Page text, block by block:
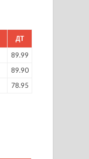
ДТ
89.99
89.90
78.95